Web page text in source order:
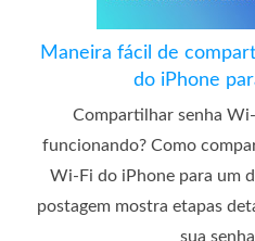
Maneira fácil de
do iPhone
Compartilhar senha
funcionando? Como
Wi-Fi do iPhone para um
postagem mostra etapas
sua